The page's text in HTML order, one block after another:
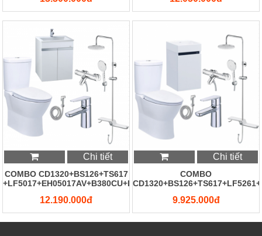
Chi tiết
COMBO CD1320+BS126+TS617
+LF5017+EH05017AV+B380CU+BS304CW
12.190.000đ
Chi tiết
COMBO
9.925.000đ